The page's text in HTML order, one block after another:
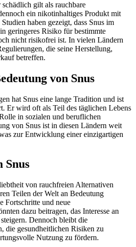
gilt als rauchbare
ein nikotinhaltiges Produkt mit
haben gezeigt, dass Snus im
geringeres Risiko für bestimmte
nicht risikofrei ist. In vielen Ländern
die seine Herstellung,
betreffen.
von Snus
hat Snus eine lange Tradition und ist
Er wird oft als Teil des täglichen Lebens
in sozialen und beruflichen
von Snus ist in diesen Ländern weit
zur Entwicklung einer einzigartigen
Snus
von rauchfreien Alternativen
Teilen der Welt an Bedeutung
Fortschritte und neue
dazu beitragen, das Interesse an
Dennoch bleibt die
die gesundheitlichen Risiken zu
Nutzung zu fördern.